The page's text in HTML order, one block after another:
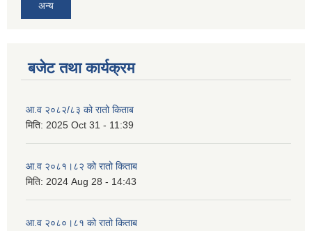
अन्य
बजेट तथा कार्यक्रम
आ.व २०८२/८३ को रातो किताब
मिति: 2025 Oct 31 - 11:39
आ.व २०८१।८२ को रातो किताब
मिति: 2024 Aug 28 - 14:43
आ.व २०८०।८१ को रातो किताब